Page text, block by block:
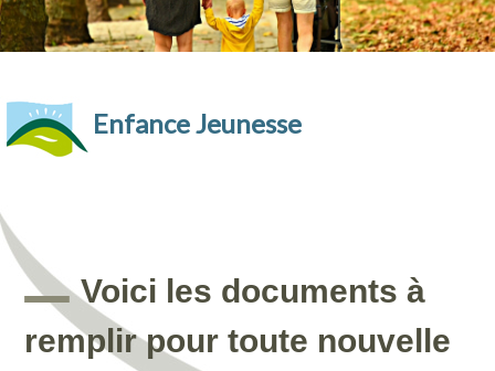
Enfance Jeunesse
Voici les documents à
remplir pour toute nouvelle